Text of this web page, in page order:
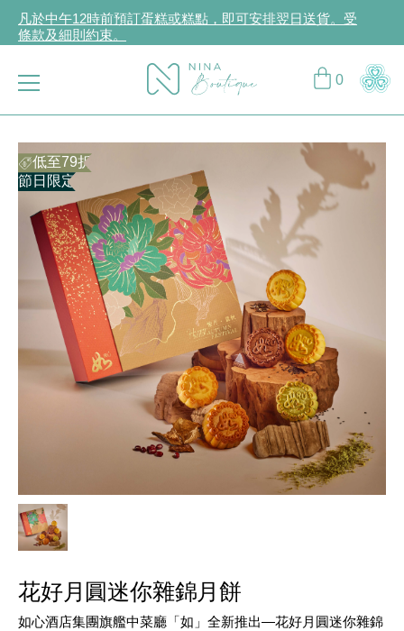
凡於中午12時前預訂蛋糕或糕點，即可安排翌日送貨。受
條款及細則約束。
立即登入或註冊成為CCG Hearts如心賞會員享受專屬購物
折扣！
0
低至79折
節日限定
花好月圓迷你雜錦月餅
如心酒店集團旗艦中菜廳「如」全新推出—花好月圓迷你雜錦